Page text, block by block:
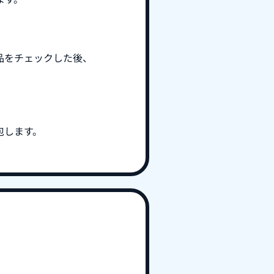
チェックした後、
ます。